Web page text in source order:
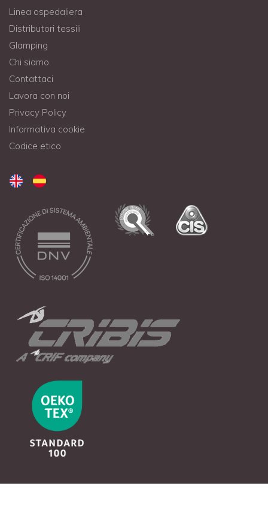
Linea ospedaliera
Distributori tessili
Glamping
Chi siamo
Contattaci
Lavora con noi
Privacy Policy
Informativa cookie
Codice etico